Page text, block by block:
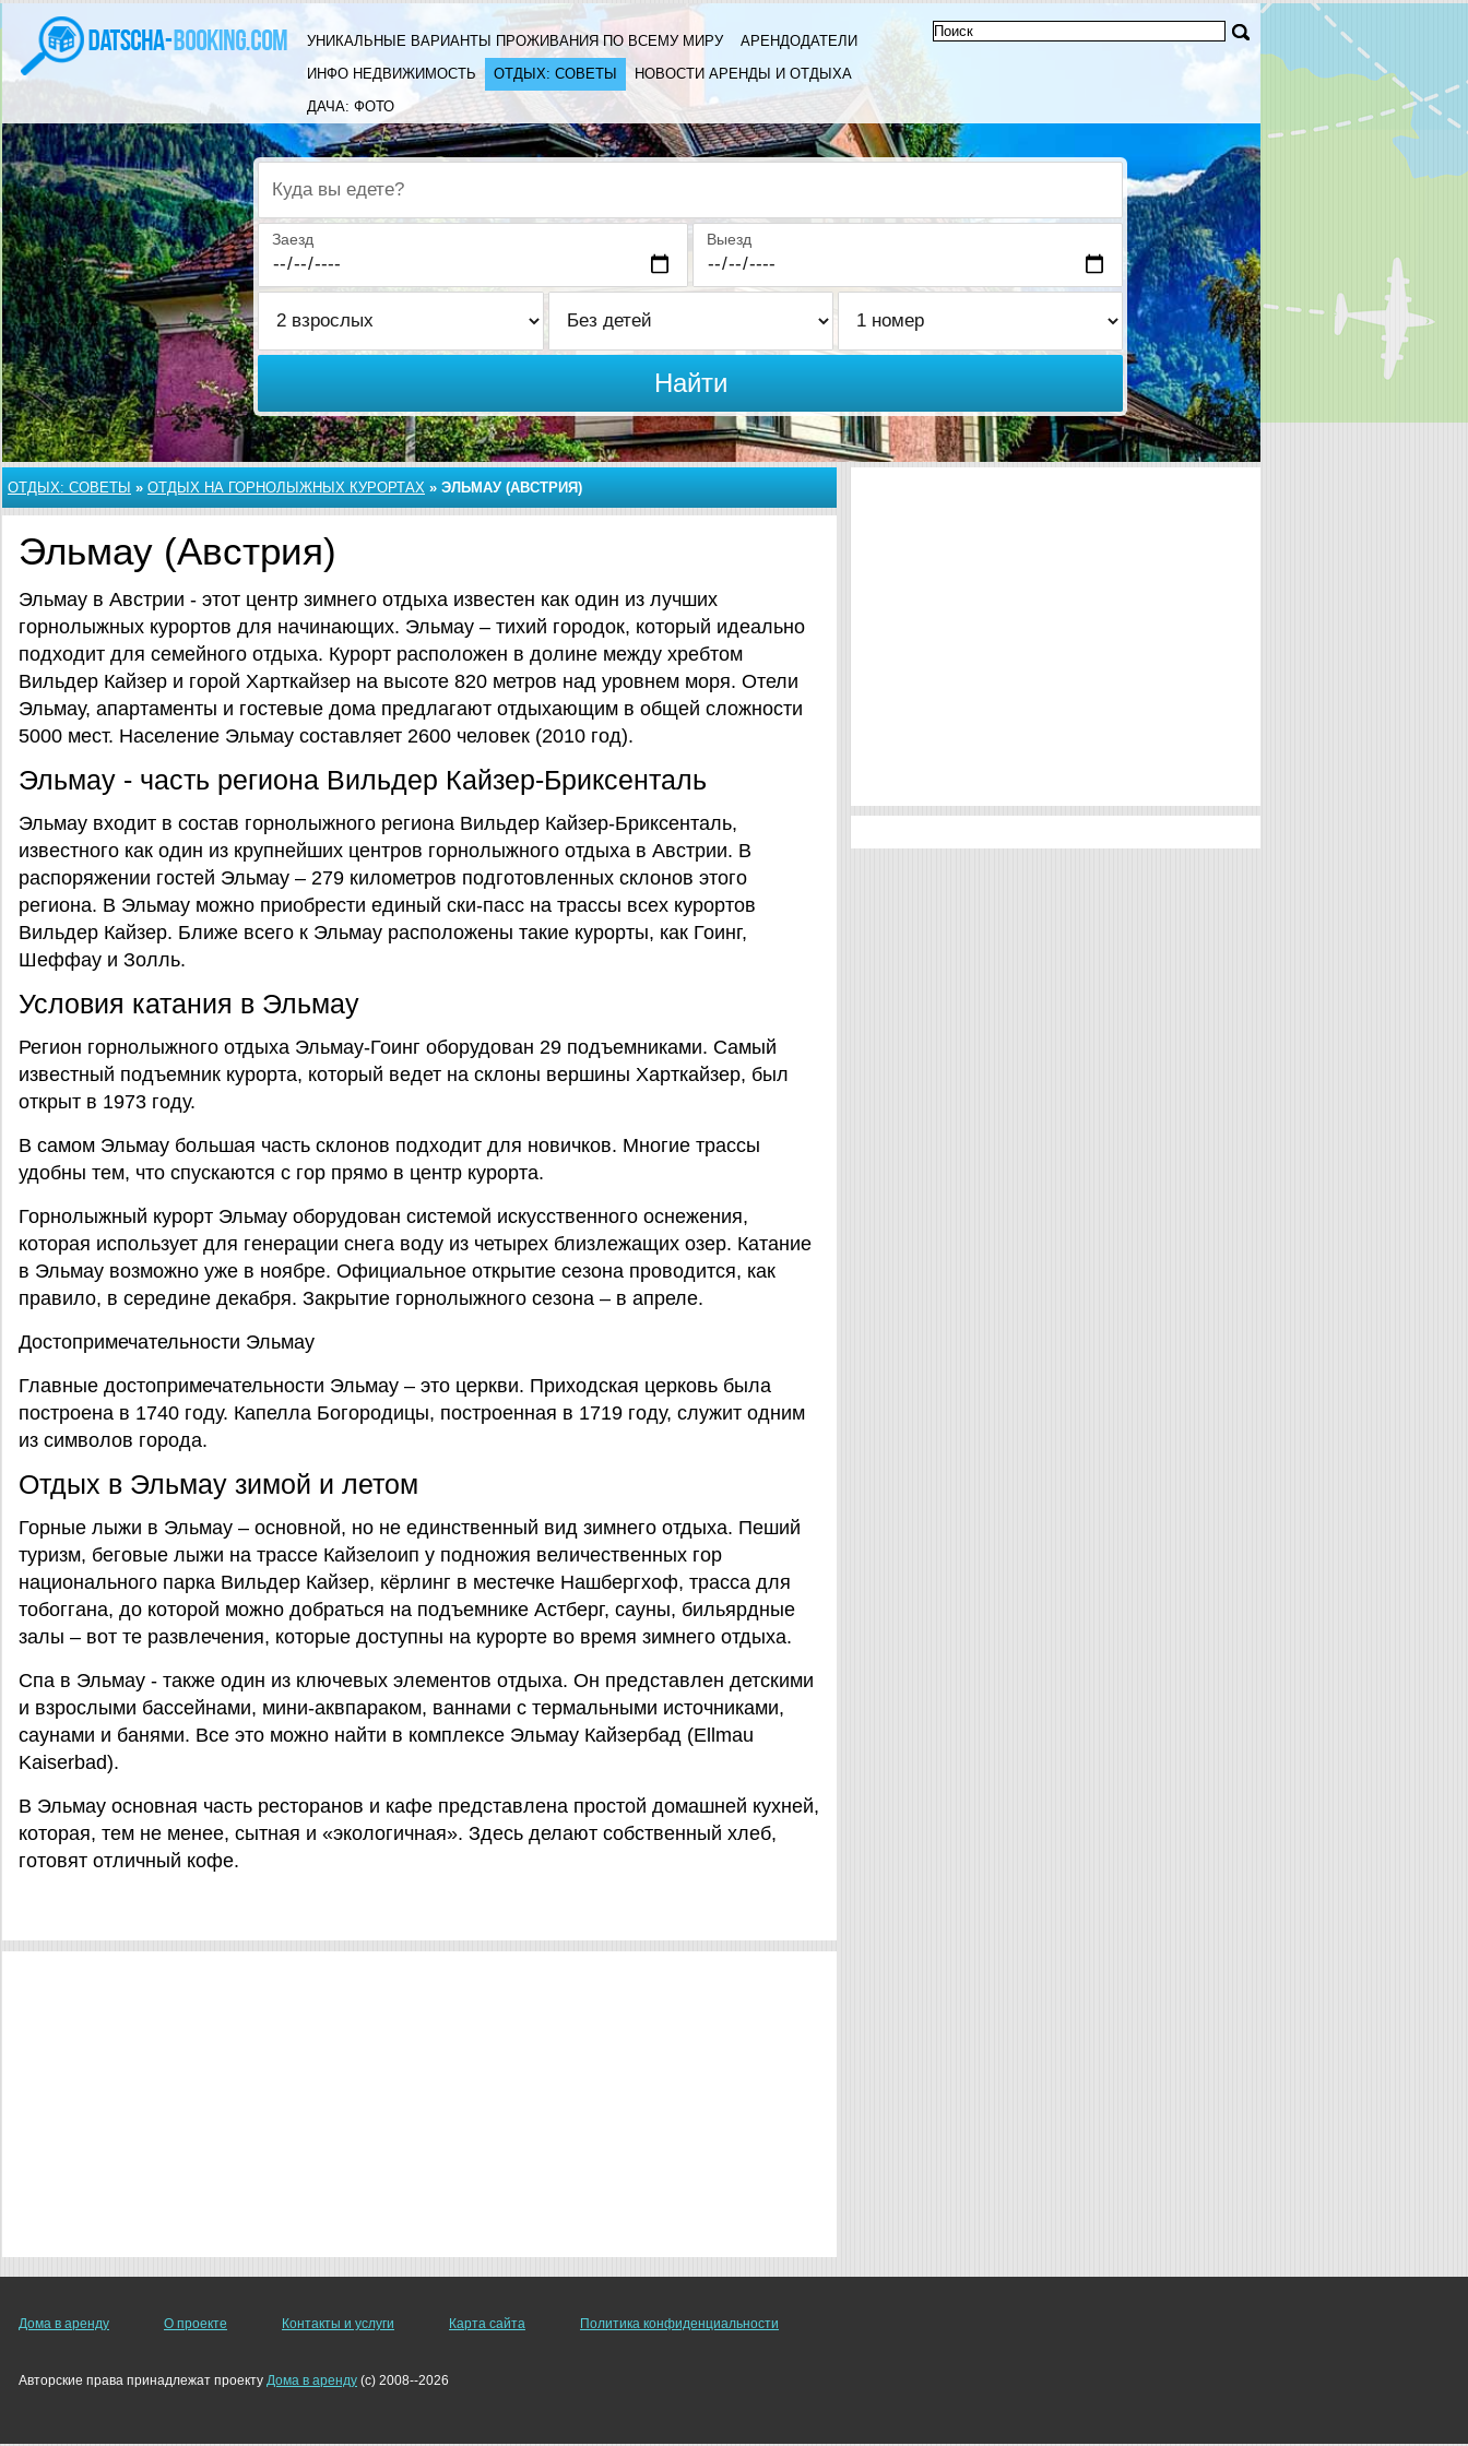
УНИКАЛЬНЫЕ ВАРИАНТЫ ПРОЖИВАНИЯ ПО ВСЕМУ МИРУ
АРЕНДОДАТЕЛИ
ИНФО НЕДВИЖИМОСТЬ
ОТДЫХ: СОВЕТЫ
НОВОСТИ АРЕНДЫ И ОТДЫХА
ДАЧА: ФОТО
Куда вы едете?
Заезд Выезд
Найти
ОТДЫХ: СОВЕТЫ » ОТДЫХ НА ГОРНОЛЫЖНЫХ КУРОРТАХ » ЭЛЬМАУ (АВСТРИЯ)
Эльмау (Австрия)
Эльмау в Австрии - этот центр зимнего отдыха известен как один из лучших
горнолыжных курортов для начинающих. Эльмау – тихий городок, который идеально
подходит для семейного отдыха. Курорт расположен в долине между хребтом
Вильдер Кайзер и горой Харткайзер на высоте 820 метров над уровнем моря. Отели
Эльмау, апартаменты и гостевые дома предлагают отдыхающим в общей сложности
5000 мест. Население Эльмау составляет 2600 человек (2010 год).
Эльмау - часть региона Вильдер Кайзер-Бриксенталь
Эльмау входит в состав горнолыжного региона Вильдер Кайзер-Бриксенталь,
известного как один из крупнейших центров горнолыжного отдыха в Австрии. В
распоряжении гостей Эльмау – 279 километров подготовленных склонов этого
региона. В Эльмау можно приобрести единый ски-пасс на трассы всех курортов
Вильдер Кайзер. Ближе всего к Эльмау расположены такие курорты, как Гоинг,
Шеффау и Золль.
Условия катания в Эльмау
Регион горнолыжного отдыха Эльмау-Гоинг оборудован 29 подъемниками. Самый
известный подъемник курорта, который ведет на склоны вершины Харткайзер, был
открыт в 1973 году.
В самом Эльмау большая часть склонов подходит для новичков. Многие трассы
удобны тем, что спускаются с гор прямо в центр курорта.
Горнолыжный курорт Эльмау оборудован системой искусственного оснежения,
которая использует для генерации снега воду из четырех близлежащих озер. Катание
в Эльмау возможно уже в ноябре. Официальное открытие сезона проводится, как
правило, в середине декабря. Закрытие горнолыжного сезона – в апреле.
Достопримечательности Эльмау
Главные достопримечательности Эльмау – это церкви. Приходская церковь была
построена в 1740 году. Капелла Богородицы, построенная в 1719 году, служит одним
из символов города.
Отдых в Эльмау зимой и летом
Горные лыжи в Эльмау – основной, но не единственный вид зимнего отдыха. Пеший
туризм, беговые лыжи на трассе Кайзелоип у подножия величественных гор
национального парка Вильдер Кайзер, кёрлинг в местечке Нашбергхоф, трасса для
тобоггана, до которой можно добраться на подъемнике Астберг, сауны, бильярдные
залы – вот те развлечения, которые доступны на курорте во время зимнего отдыха.
Спа в Эльмау - также один из ключевых элементов отдыха. Он представлен детскими
и взрослыми бассейнами, мини-аквпараком, ваннами с термальными источниками,
саунами и банями. Все это можно найти в комплексе Эльмау Кайзербад (Ellmau
Kaiserbad).
В Эльмау основная часть ресторанов и кафе представлена простой домашней кухней,
которая, тем не менее, сытная и «экологичная». Здесь делают собственный хлеб,
готовят отличный кофе.
Дома в аренду О проекте Контакты и услуги Карта сайта Политика конфиденциальности
Авторские права принадлежат проекту Дома в аренду (c) 2008--2026